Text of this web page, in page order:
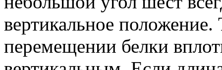
вертикальное
перемещении белки